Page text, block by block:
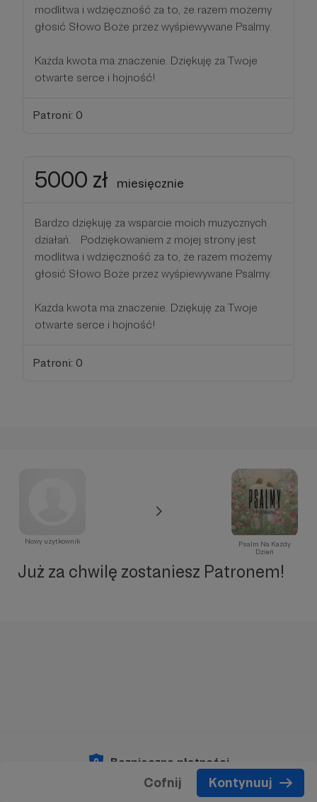
modlitwa i wdzięczność za to, że razem możemy
głosić Słowo Boże przez wyśpiewywane Psalmy.
Każda kwota ma znaczenie. Dziękuję za Twoje
otwarte serce i hojność!
Patroni: 0
5000 zł miesięcznie
Bardzo dziękuję za wsparcie moich muzycznych
działań. Podziękowaniem z mojej strony jest
modlitwa i wdzięczność za to, że razem możemy
głosić Słowo Boże przez wyśpiewywane Psalmy.
Każda kwota ma znaczenie. Dziękuję za Twoje
otwarte serce i hojność!
Patroni: 0
Cofnij Kontynuuj
Nowy użytkownik
Psalm Na Każdy
Dzień
Już za chwilę zostaniesz Patronem!
Bezpieczne płatności